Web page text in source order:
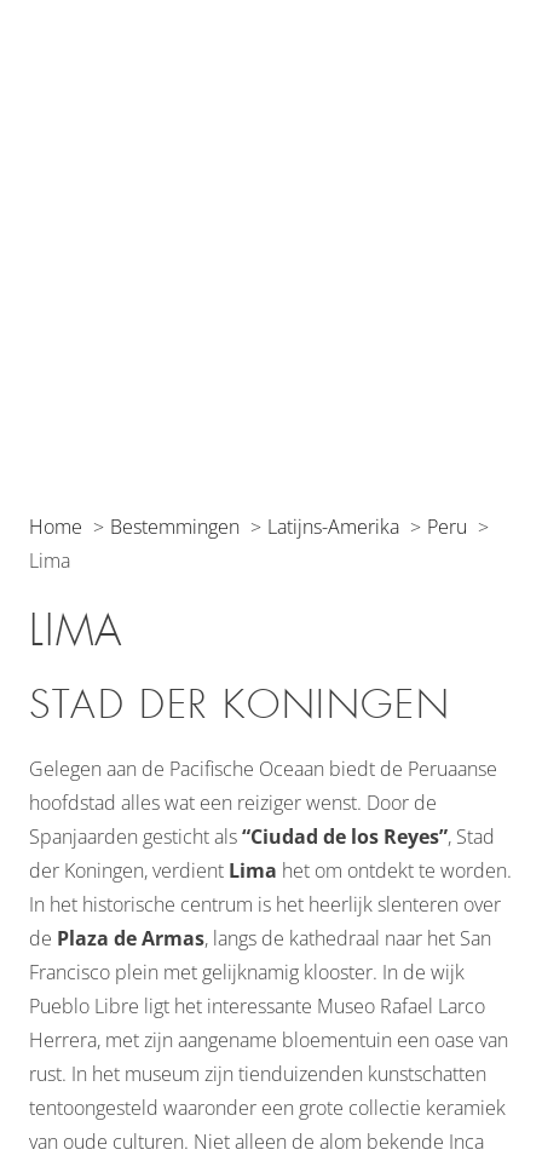
Home Bestemmingen Latijns-Amerika
Peru
Lima
LIMA
STAD DER KONINGEN
Gelegen aan de Pacifische Oceaan biedt de Peruaanse
hoofdstad alles wat een reiziger wenst. Door de
Spanjaarden gesticht als“Ciudad de los Reyes”, Stad
der Koningen, verdient Lima het om ontdekt te worden.
In het historische centrum is het heerlijk slenteren over
de Plaza de Armas, langs de kathedraal naar het San
Francisco plein met gelijknamig klooster. In de wijk
Pueblo Libre ligt het interessante Museo Rafael Larco
Herrera, met zijn aangename bloementuin een oase van
rust. In het museum zijn tienduizenden kunstschatten
tentoongesteld waaronder een grote collectie keramiek
van oude culturen. Niet alleen de alom bekende Inca